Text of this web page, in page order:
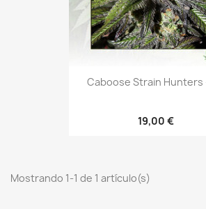
Caboose Strain Hunters
19,00 €
Mostrando 1-1 de 1 artículo(s)